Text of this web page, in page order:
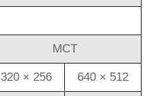
MCT
320 × 256 640 × 512